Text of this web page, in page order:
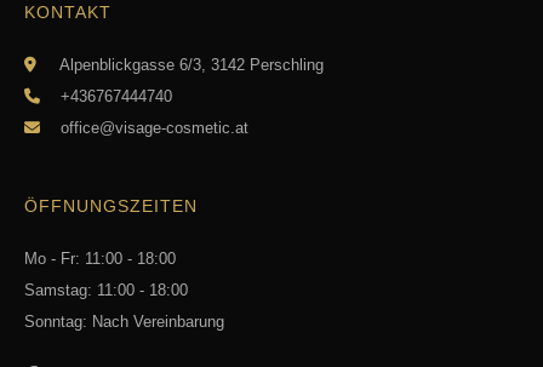
KONTAKT
Alpenblickgasse 6/3, 3142 Perschling
+436767444740
office@visage-cosmetic.at
ÖFFNUNGSZEITEN
Mo - Fr: 11:00 - 18:00
Samstag: 11:00 - 18:00
Sonntag: Nach Vereinbarung